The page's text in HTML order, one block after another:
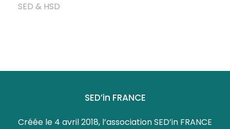
SED & HSD
SED’in FRANCE
Créée le 4 avril 2018, l’association SED’in FRANCE